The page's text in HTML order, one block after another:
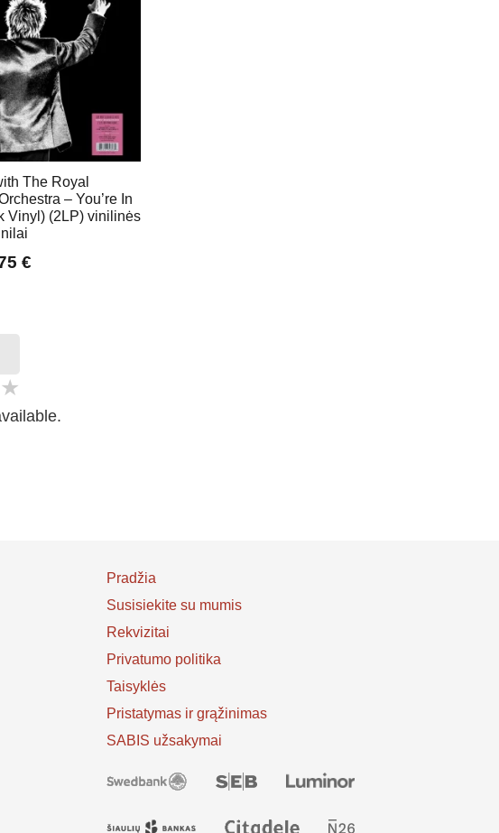
The Royal
– You’re In
Vinyl) (2LP) vinilinės
€
Pradžia
Susisiekite su mumis
Rekvizitai
Privatumo politika
Taisyklės
Pristatymas ir grąžinimas
SABIS užsakymai